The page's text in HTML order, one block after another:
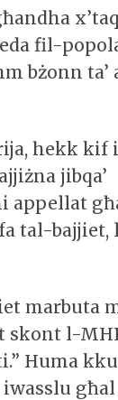
fil-
bżonn ta’
hekk
jibqa’
appellat
tal-bajjiet,
marbuta
l-
Huma
għal